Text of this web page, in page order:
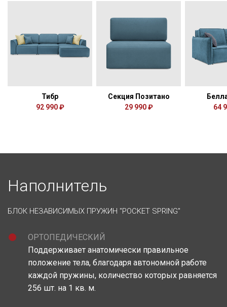
Тибр
92 990 ₽
Секция Позитано
29 990 ₽
64
Наполнитель
БЛОК НЕЗАВИСИМЫХ ПРУЖИН "POCKET SPRING"
ОРТОПЕДИЧЕСКИЙ
Поддерживает анатомически правильное
положение тела, благодаря автономной работе
каждой пружины, количество которых равняется
256 шт. на 1 кв. м.